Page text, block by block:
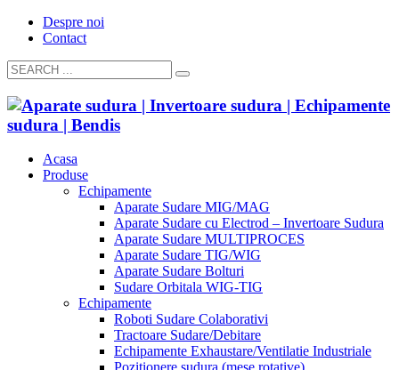
Despre noi
Contact
Acasa
Produse
Echipamente
Aparate Sudare MIG/MAG
Aparate Sudare cu Electrod – Invertoare Sudura
Aparate Sudare MULTIPROCES
Aparate Sudare TIG/WIG
Aparate Sudare Bolturi
Sudare Orbitala WIG-TIG
Echipamente
Roboti Sudare Colaborativi
Tractoare Sudare/Debitare
Echipamente Exhaustare/Ventilatie Industriale